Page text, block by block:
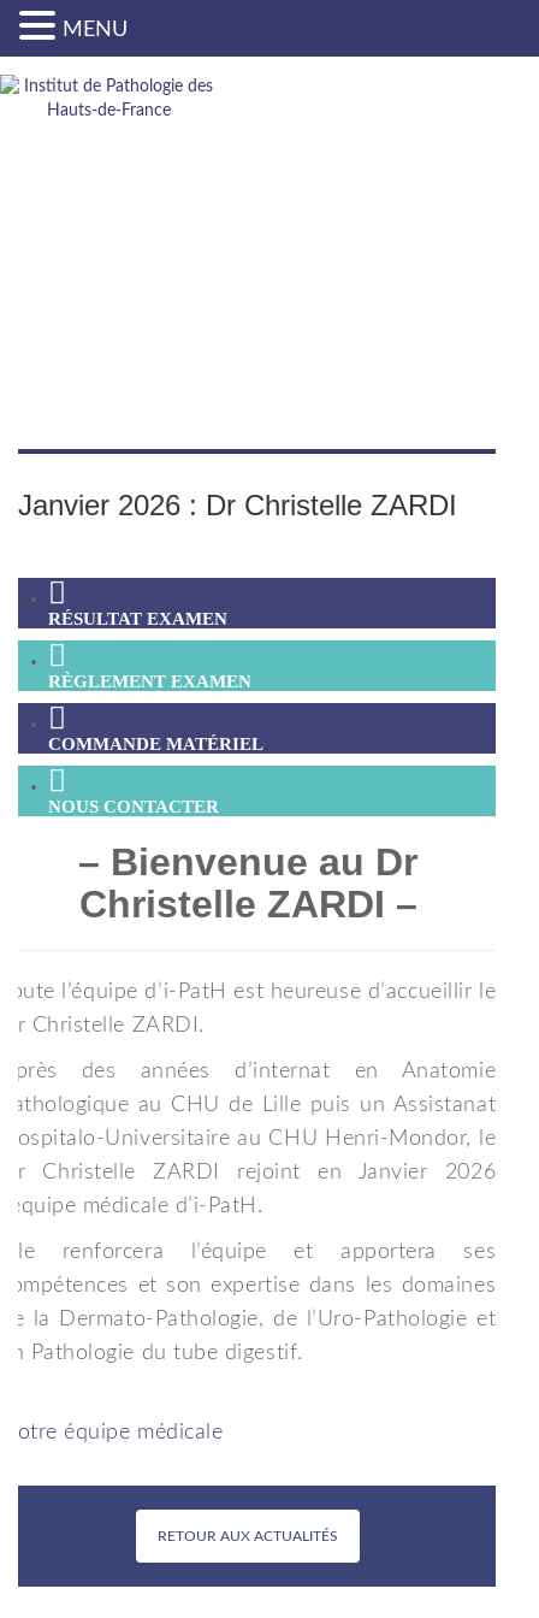
Janvier 2026 : Dr Christelle ZARDI
RÉSULTAT EXAMEN
RÈGLEMENT EXAMEN
COMMANDE MATÉRIEL
NOUS CONTACTER
– Bienvenue au Dr
Christelle ZARDI –
Toute l’équipe d’i-PatH est heureuse d’accueillir le
Dr Christelle ZARDI.
Après des années d’internat en Anatomie
Pathologique au CHU de Lille puis un Assistanat
Hospitalo-Universitaire au CHU Henri-Mondor, le
Dr Christelle ZARDI rejoint en Janvier 2026
l’équipe médicale d’i-PatH.
Elle renforcera l’équipe et apportera ses
compétences et son expertise dans les domaines
de la Dermato-Pathologie, de l’Uro-Pathologie et
en Pathologie du tube digestif.
Notre équipe médicale
RETOUR AUX ACTUALITÉS
MENU